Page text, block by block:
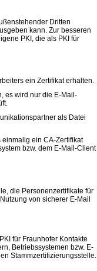
Dritten
kann. Zur besseren
PKI, die als PKI für
ein Zertifikat erhalten.
es wird nur die E-Mail-
als Datei
ein CA-Zertifikat
bzw. dem E-Mail-Client
die Personenzertifikate für
von sicherer E-Mail
für Fraunhofer Kontakte
Betriebssystemen bzw. E-
Stammzertifizierungsstelle.